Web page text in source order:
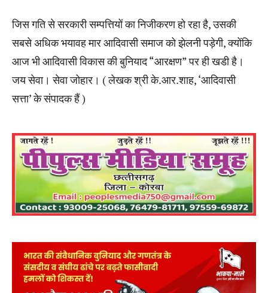
जिस गति से सरकारी सम्पत्तियों का निजीकरण हो रहा है, उसकी
सबसे अधिक भयावह मार आदिवासी समाज को झेलनी पड़ेगी, क्योंकि
आज भी आदिवासी विकास की बुनियाद “आरक्षण” पर ही खडी है।
जय सेवा। सेवा जोहार। ( लेखक श्री के.आर.शाह, ‘आदिवासी
सत्ता’ के संपादक हैं )